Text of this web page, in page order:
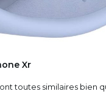
Xr
toutes similaires bien